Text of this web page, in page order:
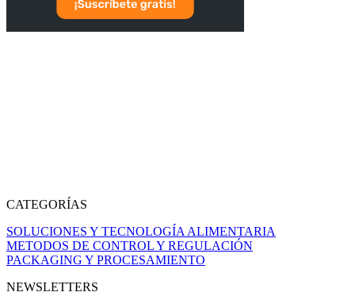
CATEGORÍAS
SOLUCIONES Y TECNOLOGÍA ALIMENTARIA
METODOS DE CONTROL Y REGULACIÓN
PACKAGING Y PROCESAMIENTO
NEWSLETTERS